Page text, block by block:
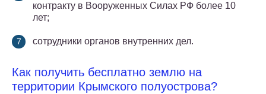
контракту в Вооруженных Силах РФ более 10
лет;
сотрудники органов внутренних дел.
Как получить бесплатно землю на
территории Крымского полуострова?